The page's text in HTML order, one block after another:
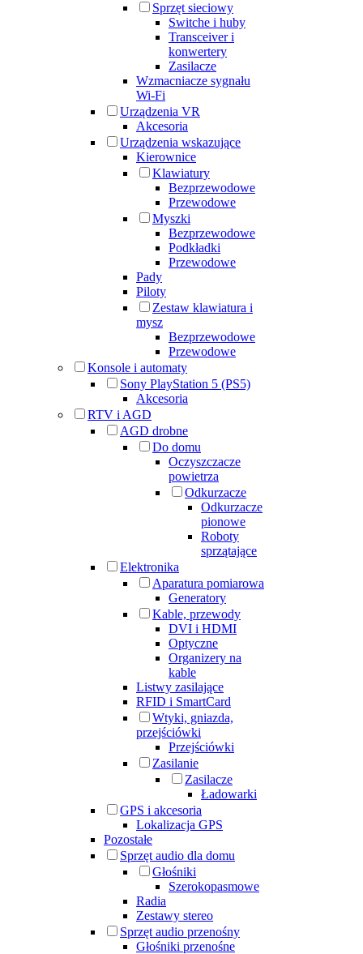
Sprzęt sieciowy
Switche i huby
Transceiver i
konwertery
Zasilacze
Wzmacniacze sygnału
Wi-Fi
Urządzenia VR
Akcesoria
Urządzenia wskazujące
Kierownice
Klawiatury
Bezprzewodowe
Przewodowe
Myszki
Bezprzewodowe
Podkładki
Przewodowe
Pady
Piloty
Zestaw klawiatura i
mysz
Bezprzewodowe
Przewodowe
Konsole i automaty
Sony PlayStation 5 (PS5)
Akcesoria
RTV i AGD
AGD drobne
Do domu
Oczyszczacze
powietrza
Odkurzacze
Odkurzacze
pionowe
Roboty
sprzątające
Elektronika
Aparatura pomiarowa
Generatory
Kable, przewody
DVI i HDMI
Optyczne
Organizery na
kable
Listwy zasilające
RFID i SmartCard
Wtyki, gniazda,
przejściówki
Przejściówki
Zasilanie
Zasilacze
Ładowarki
GPS i akcesoria
Lokalizacja GPS
Pozostałe
Sprzęt audio dla domu
Głośniki
Szerokopasmowe
Radia
Zestawy stereo
Sprzęt audio przenośny
Głośniki przenośne